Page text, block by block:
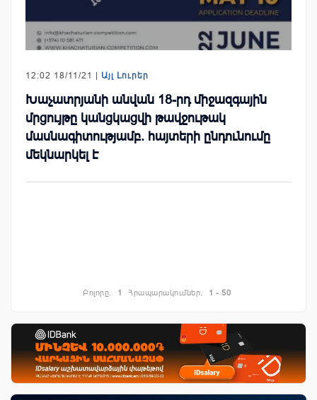
12:02 18/11/21 | Այլ Լուրեր
Խաչատրյանի անվան 18-րդ միջազգային
մրցույթը կանցկացվի թավջութակ
մասնագիտությամբ. հայտերի ընդունումը
մեկնարկել է
Բոլորը. 1 Հրապարակումներ. 1 - 50